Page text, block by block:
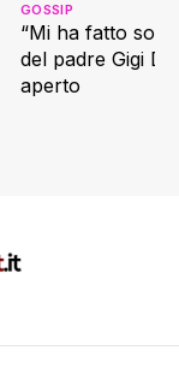
“Mi ha fatto
del padre Gigi
aperto
GOSSIP